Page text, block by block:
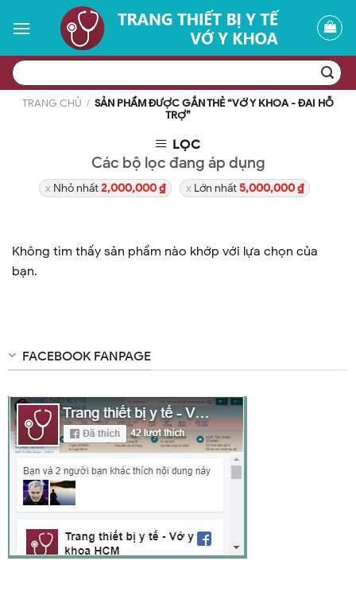
Tìm
kiếm:
TRANG CHỦ / SẢN PHẨM ĐƯỢC GẮN THẺ “VỚ Y KHOA - ĐAI HỖ
TRỢ”
LỌC
Các bộ lọc đang áp dụng
Nhỏ nhất2,000,000₫ Lớn nhất5,000,000₫
Không tìm thấy sản phẩm nào khớp với lựa chọn của
bạn.
FACEBOOK FANPAGE